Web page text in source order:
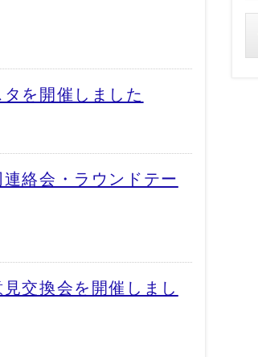
を開催しました
絡会・ラウンドテー
交換会を開催しまし